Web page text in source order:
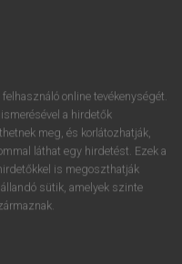
A szótár 2 órás,
regisztrálok és
.
online tevékenységét.
a hirdetők
meg, és korlátozhatják,
láthat egy hirdetést. Ezek a
is megoszthatják
sütik, amelyek szinte